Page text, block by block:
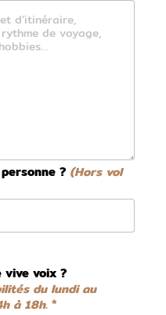
? (Hors vol
vive voix ?
du lundi au
à 18h.